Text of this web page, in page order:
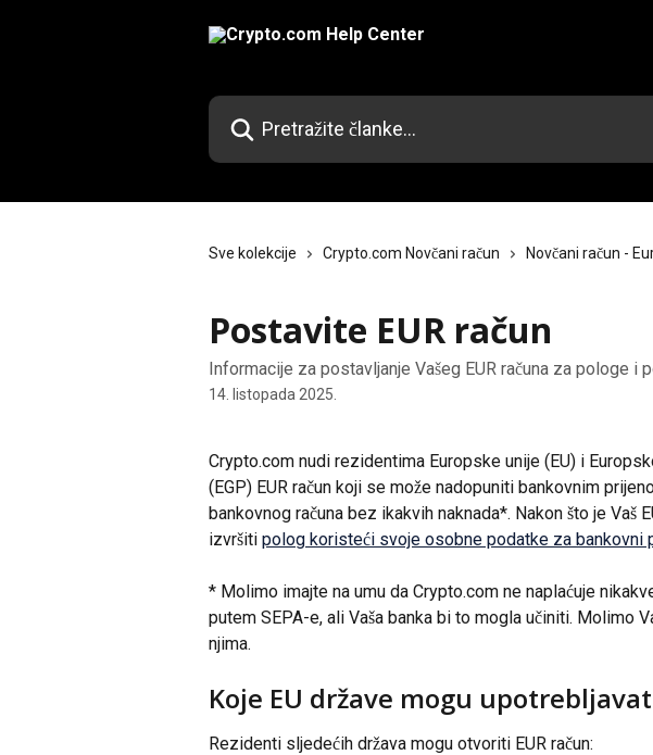
Pretražite članke...
Sve kolekcije Crypto.com Novčani račun Novčani račun -
Postavite EUR račun
Informacije za postavljanje Vašeg EUR računa za pologe i
14. listopada 2025.
Crypto.com nudi rezidentima Europske unije (EU) i
(EGP) EUR račun koji se može nadopuniti bankovnim
bankovnog računa bez ikakvih naknada*. Nakon što je Vaš
izvršiti polog koristeći svoje osobne podatke za bankovni
* Molimo imajte na umu da Crypto.com ne naplaćuje
putem SEPA-e, ali Vaša banka bi to mogla učiniti. Molimo
njima.
Koje EU države mogu
Rezidenti sljedećih država mogu otvoriti EUR račun: